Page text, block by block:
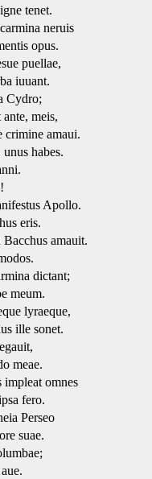
tenet.
neruis
opus.
puellae,
iuuant.
Cydro;
meis,
crimine amaui.
habes.
Apollo.
eris.
amauit.
dictant;
meum.
lyraeque,
ille sonet.
meae.
impleat omnes
fero.
Perseo
suae.